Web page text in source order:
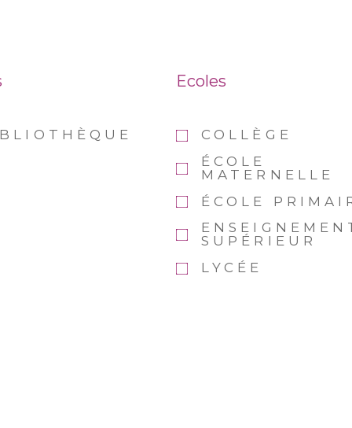
Ecoles
COLLÈGE
ÉCOLE
MATERNELLE
ÉCOLE
SUPÉRIEUR
LYCÉE